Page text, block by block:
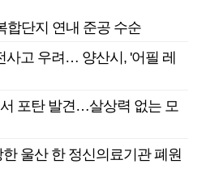
합단지 연내 준공 수순
사고 우려… 양산시, '어필 레
포탄 발견…살상력 없는 모
울산 한 정신의료기관 폐원